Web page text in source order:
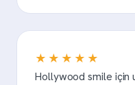
★★★★★
Hollywood smile için